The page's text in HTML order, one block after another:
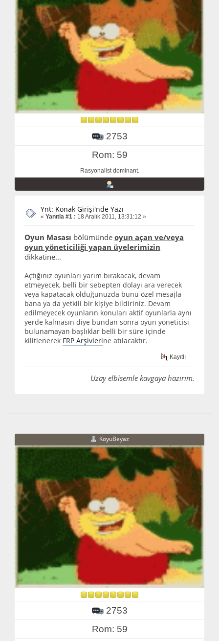
2753
Rom: 59
Rasyonalist dominant.
Ynt: Konak Girişi'nde Yazı
« Yanıtla #1 : 18 Aralık 2011, 13:31:12 »
Oyun Masası bölümünde oyun açan ve/veya
oyun yöneticiliği yapan üyelerimizin
dikkatine...
Açtığınız oyunları yarım bırakacak, devam
etmeyecek, belli bir sebepten dolayı ara verecek
veya kapatacak olduğunuzda bunu özel mesajla
bana ya da yetkili bir kişiye bildiriniz. Devam
edilmeyecek oyunların konuları aktif oyunlarla aynı
yerde kalmasın diye bundan sonra oyun yöneticisi
bulunamayan başlıklar belli bir süre içinde
kilitlenerek FRP Arşivlerine atılacaktır.
Kayıtlı
Uzay elbisemle kavgaya hazırım.
KoyuBeyaz
2753
Rom: 59